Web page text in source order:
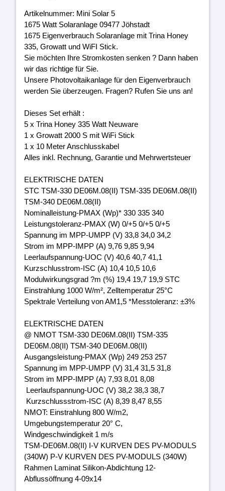
Artikelnummer: Mini Solar 5
1675 Watt Solaranlage 09477 Jöhstadt
1675 Eigenverbrauch Solaranlage mit Trina Honey
335, Growatt und WiFI Stick.
Sie möchten Ihre Stromkosten senken ? Dann haben
wir das richtige für Sie.
Unsere Photovoltaikanlage für den Eigenverbrauch
werden Sie überzeugen. Fragen? Rufen Sie uns an!
Dieses Set erhält :
5 x Trina Honey 335 Watt Neuware
1 x Growatt 2000 S mit WiFi Stick
1 x 10 Meter Anschlusskabel
Alles inkl. Rechnung, Garantie und Mehrwertsteuer
ELEKTRISCHE DATEN
STC TSM-330 DE06M.08(II) TSM-335 DE06M.08(II)
TSM-340 DE06M.08(II)
Nominalleistung-PMAX (Wp)* 330 335 340
Leistungstoleranz-PMAX (W) 0/+5 0/+5 0/+5
Spannung im MPP-UMPP (V) 33,8 34,0 34,2
Strom im MPP-IMPP (A) 9,76 9,85 9,94
Leerlaufspannung-UOC (V) 40,6 40,7 41,1
Kurzschlusstrom-ISC (A) 10,4 10,5 10,6
Modulwirkungsgrad ?m (%) 19,4 19,7 19,9 STC
Einstrahlung 1000 W/m², Zelltemperatur 25°C
Spektrale Verteilung von AM1,5 *Messtoleranz: ±3%
ELEKTRISCHE DATEN
@ NMOT TSM-330 DE06M.08(II) TSM-335
DE06M.08(II) TSM-340 DE06M.08(II)
Ausgangsleistung-PMAX (Wp) 249 253 257
Spannung im MPP-UMPP (V) 31,4 31,5 31,8
Strom im MPP-IMPP (A) 7,93 8,01 8,08
Leerlaufspannung-UOC (V) 38,2 38,3 38,7
Kurzschlussstrom-ISC (A) 8,39 8,47 8,55
NMOT: Einstrahlung 800 W/m2,
Umgebungstemperatur 20° C,
Windgeschwindigkeit 1 m/s
TSM-DE06M.08(II) I-V KURVEN DES PV-MODULS
(340W) P-V KURVEN DES PV-MODULS (340W)
Rahmen Laminat Silikon-Abdichtung 12-
Abflussöffnung 4-09x14